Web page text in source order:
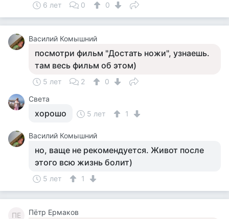
6 лет 0 0
Василий Комышний
посмотри фильм "Достать ножи", узнаешь.
там весь фильм об этом)
5 лет 2
0
Света
хорошо 5 лет 1
Василий Комышний
но, ваще не рекомендуется. Живот после
этого всю жизнь болит)
5 лет 1
ПЕ Пётр Ермаков